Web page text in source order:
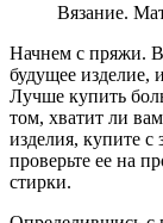
Вязание.
Начнем с пряжи.
будущее изделие,
Лучше купить
том, хватит ли
изделия, купите
проверьте ее на
стирки.